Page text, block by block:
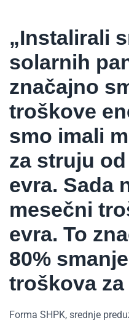
„Instalirali
solarnih
značajno
troškove
smo imali
za struju
evra. Sada
mesečni
evra. To
80%
troškova za
Forma SHPK, srednje